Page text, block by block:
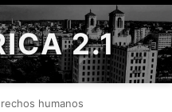
2.1
humanos